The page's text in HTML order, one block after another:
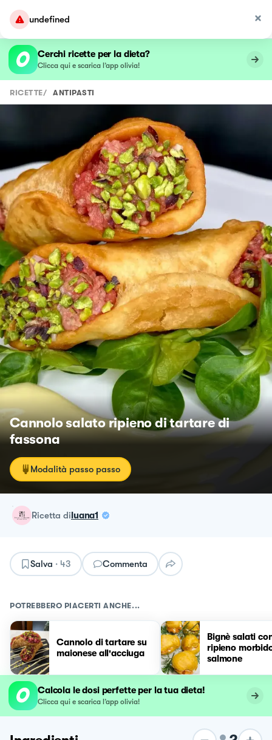
undefined
Cerchi ricette per la dieta?
Clicca qui e scarica l’app olivia!
RICETTE/ ANTIPASTI
Cannolo salato ripieno di tartare di
fassona
Modalità passo passo
ricetta diluana1
Salva · 43 Commenta
POTREBBERO PIACERTI ANCHE...
Cannolo di tartare su
maionese all'acciuga
Bignè salati
ripieno
salmone
Calcola le dosi perfette per la tua dieta!
Clicca qui e scarica l’app olivia!